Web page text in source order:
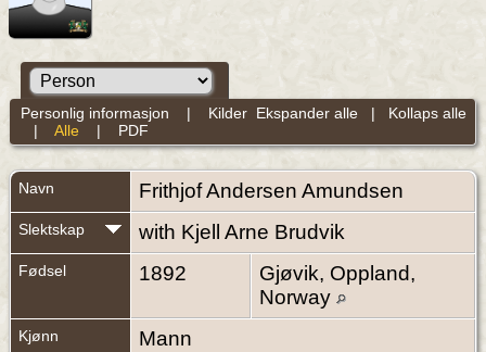
Ekspander alle | Kollaps alle
Personlig informasjon | Kilder
| Alle | PDF
Navn Frithjof Andersen Amundsen
Slektskap with Kjell Arne Brudvik
Fødsel 1892
Gjøvik, Oppland,
Norway
Kjønn Mann